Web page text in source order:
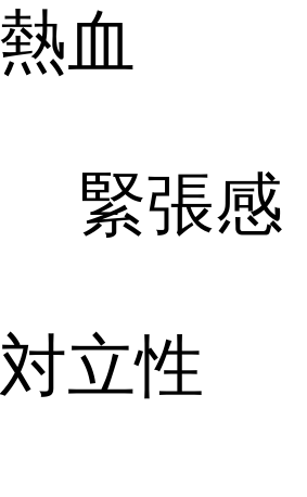
熱血
緊張感
対立性